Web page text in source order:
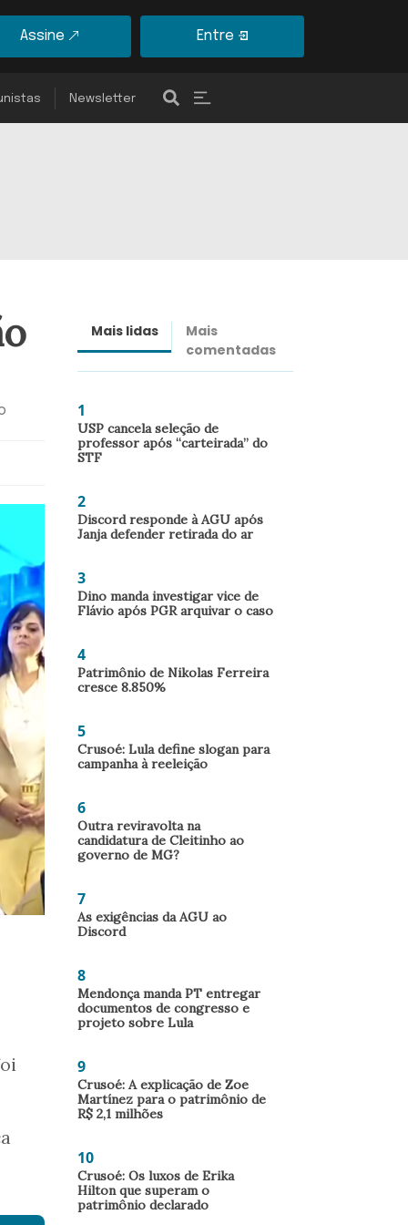
Assine Entre
Newsletter
Mais lidas
Mais
comentadas
1
USP cancela seleção de
professor após “carteirada” do
STF
2
Discord responde à AGU após
Janja defender retirada do ar
3
Dino manda investigar vice de
Flávio após PGR arquivar o caso
4
Patrimônio de Nikolas Ferreira
cresce 8.850%
5
Crusoé: Lula define slogan para
campanha à reeleição
6
Outra reviravolta na
candidatura de Cleitinho ao
governo de MG?
7
As exigências da AGU ao
Discord
8
Mendonça manda PT entregar
documentos de congresso e
projeto sobre Lula
9
Crusoé: A explicação de Zoe
Martínez para o patrimônio de
R$ 2,1 milhões
10
Crusoé: Os luxos de Erika
Hilton que superam o
patrimônio declarado